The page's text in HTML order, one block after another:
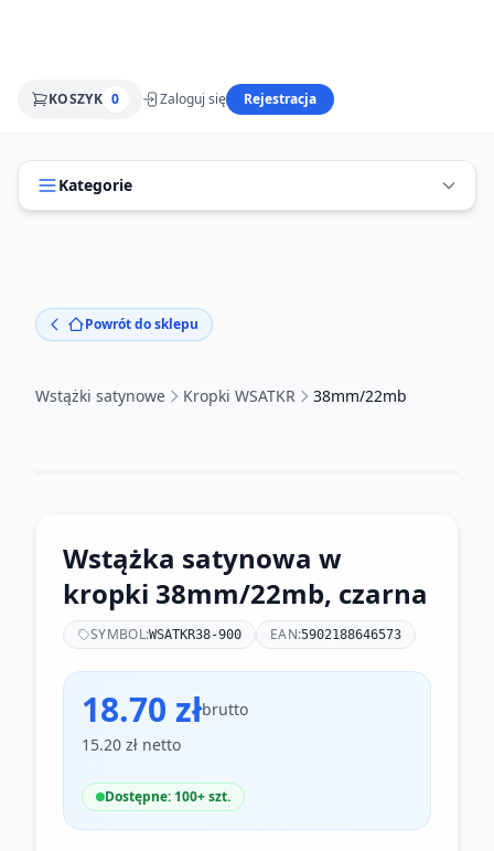
KOSZYK 0 Zaloguj się Rejestracja
Kategorie
Powrót do sklepu
Wstążki satynowe Kropki WSATKR 38mm/22mb
Wstążka satynowa w
kropki 38mm/22mb, czarna
SYMBOL:WSATKR38-900 EAN:5902188646573
18.70 złbrutto
15.20 zł netto
Dostępne: 100+ szt.